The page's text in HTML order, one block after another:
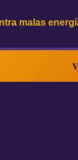
malas